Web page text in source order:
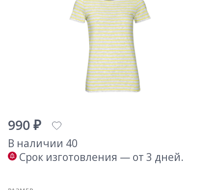
990 ₽
В наличии 40
Срок изготовления — от 3 дней.